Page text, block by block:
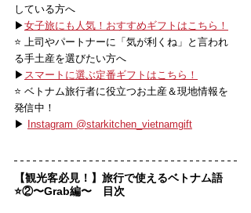
している方へ
▶女子旅にも人気！おすすめギフトはこちら！
⭐️ 上司やパートナーに「気が利くね」と言われ
る手土産を選びたい方へ
▶ スマートに選ぶ定番ギフトはこちら！
⭐️ ベトナム旅行者に役立つお土産＆現地情報を
発信中！
▶
Instagram @starkitchen_vietnamgift
【観光客必見！】旅行で使えるベトナム語
⭐️②〜Grab編〜　目次